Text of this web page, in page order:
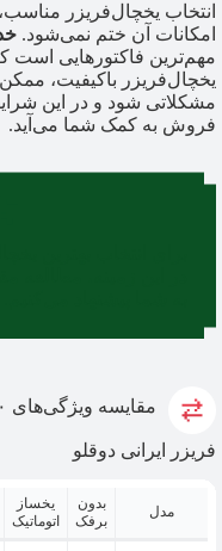
انتخاب یخچال‌فریزر
امکانات آن ختم نمی‌شود.
مهم‌ترین فاکتورهایی است
یخچال‌فریزر باکیفیت،
مشکلاتی شود و در این
فروش به کمک شما می‌آید.
فریزر ایرانی دوقلو
مدل
بدون
برفک
یخساز
اتوماتیک